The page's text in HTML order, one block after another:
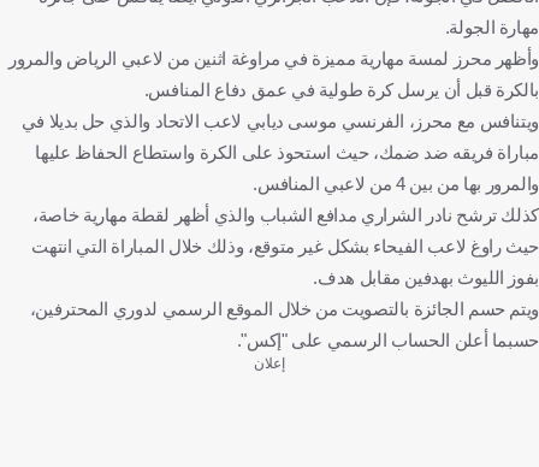
مهارة الجولة.
وأظهر محرز لمسة مهارية مميزة في مراوغة اثنين من لاعبي الرياض والمرور
بالكرة قبل أن يرسل كرة طولية في عمق دفاع المنافس.
ويتنافس مع محرز، الفرنسي موسى ديابي لاعب الاتحاد والذي حل بديلا في
مباراة فريقه ضد ضمك، حيث استحوذ على الكرة واستطاع الحفاظ عليها
والمرور بها من بين 4 من لاعبي المنافس.
كذلك ترشح نادر الشراري مدافع الشباب والذي أظهر لقطة مهارية خاصة،
حيث راوغ لاعب الفيحاء بشكل غير متوقع، وذلك خلال المباراة التي انتهت
بفوز الليوث بهدفين مقابل هدف.
ويتم حسم الجائزة بالتصويت من خلال الموقع الرسمي لدوري المحترفين،
حسبما أعلن الحساب الرسمي على "إكس".
إعلان